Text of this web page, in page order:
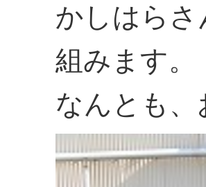
かしはら
組みます。
なんとも